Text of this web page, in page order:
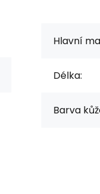
Hlavní
Délka:
Barva